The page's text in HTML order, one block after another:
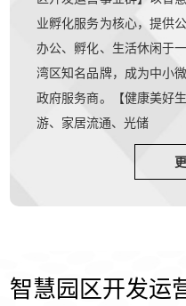
业孵化服务为核心，提供
办公、孵化、生活休闲于
湾区知名品牌，成为中小
政府服务商。【健康美好
游、家居流通、光储
智慧园区开发运